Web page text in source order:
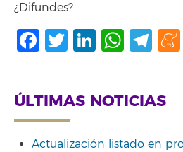
¿Difundes?
Facebook
Twitter
ÚLTIMAS NOTICIAS
Actualización listado en